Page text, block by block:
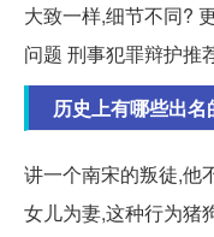
大致一样,细节不同?
问题 刑事犯罪辩护推
历史上有哪些出
讲一个南宋的叛徒,他
女儿为妻,这种行为猪